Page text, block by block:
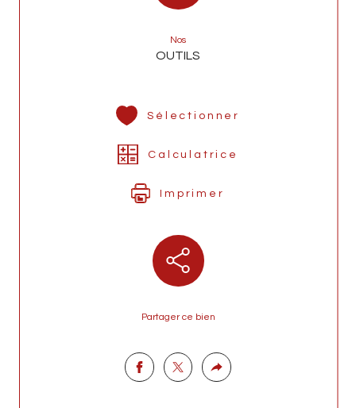
Nos
OUTILS
Sélectionner
Calculatrice
Imprimer
Partager ce bien